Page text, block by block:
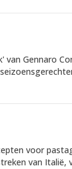
Gennaro
voor
van Italië,